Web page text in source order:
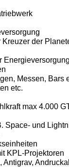
der
Messen, Bars
etc.
max 4.000
Space- und
KPL-Projektoren